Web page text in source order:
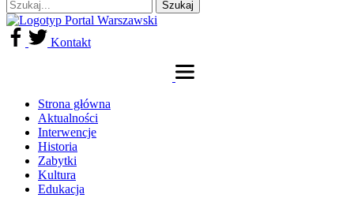
Kontakt
Strona główna
Aktualności
Interwencje
Historia
Zabytki
Kultura
Edukacja